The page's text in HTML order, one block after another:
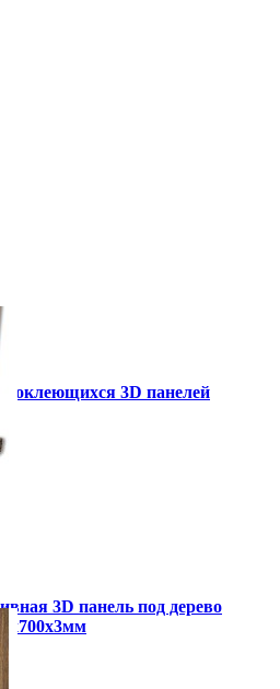
3D панелей
3D панель под дерево